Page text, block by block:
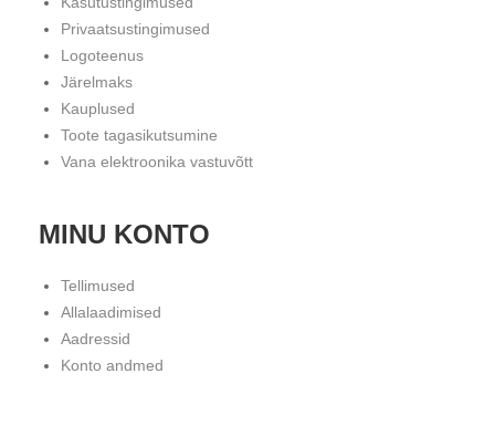
Privaatsustingimused
Logoteenus
Järelmaks
Kauplused
Toote tagasikutsumine
Vana elektroonika vastuvõtt
MINU KONTO
Tellimused
Allalaadimised
Aadressid
Konto andmed